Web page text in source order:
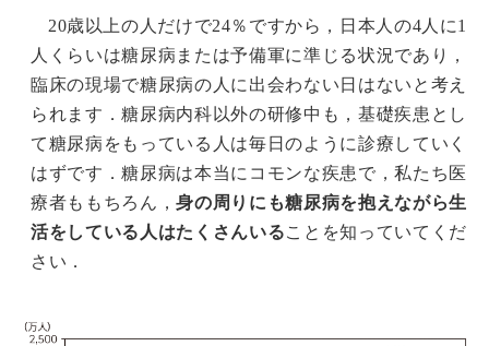
20歳以上の人だけで24％ですから，日本人の4人に1
人くらいは糖尿病または予備軍に準じる状況であり，
臨床の現場で糖尿病の人に出会わない日はないと考え
られます．糖尿病内科以外の研修中も，基礎疾患とし
て糖尿病をもっている人は毎日のように診療していく
はずです．糖尿病は本当にコモンな疾患で，私たち医
療者ももちろん，身の周りにも糖尿病を抱えながら生
活をしている人はたくさんいることを知っていてくだ
さい．